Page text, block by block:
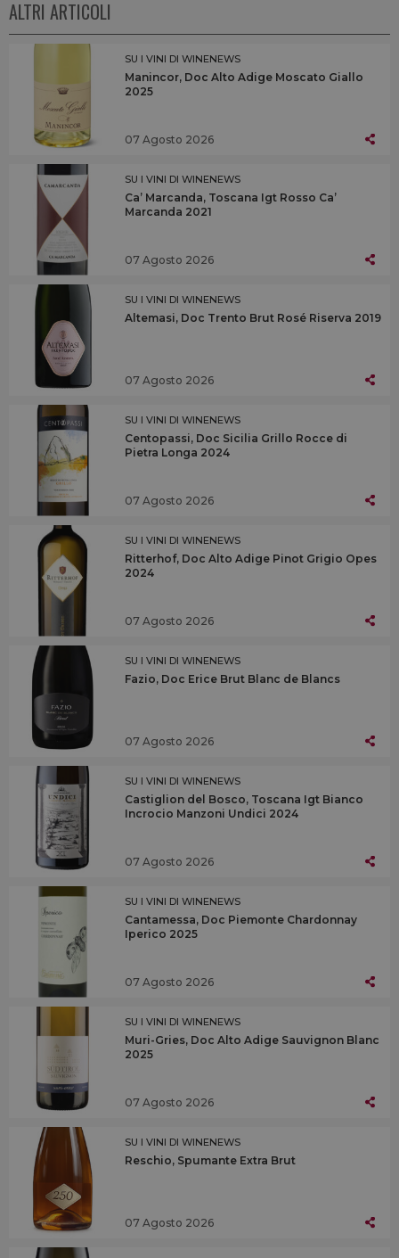
ALTRI ARTICOLI
SU I VINI DI WINENEWS
Manincor, Doc Alto Adige Moscato Giallo
2025
07 Agosto 2026
SU I VINI DI WINENEWS
Ca’ Marcanda, Toscana Igt Rosso Ca’
Marcanda 2021
07 Agosto 2026
SU I VINI DI WINENEWS
Altemasi, Doc Trento Brut Rosé Riserva 2019
07 Agosto 2026
SU I VINI DI WINENEWS
Centopassi, Doc Sicilia Grillo Rocce di
Pietra Longa 2024
07 Agosto 2026
SU I VINI DI WINENEWS
Ritterhof, Doc Alto Adige Pinot Grigio Opes
2024
07 Agosto 2026
SU I VINI DI WINENEWS
Fazio, Doc Erice Brut Blanc de Blancs
07 Agosto 2026
SU I VINI DI WINENEWS
Castiglion del Bosco, Toscana Igt Bianco
Incrocio Manzoni Undici 2024
07 Agosto 2026
SU I VINI DI WINENEWS
Cantamessa, Doc Piemonte Chardonnay
Iperico 2025
07 Agosto 2026
SU I VINI DI WINENEWS
Muri-Gries, Doc Alto Adige Sauvignon Blanc
2025
07 Agosto 2026
SU I VINI DI WINENEWS
Reschio, Spumante Extra Brut
07 Agosto 2026